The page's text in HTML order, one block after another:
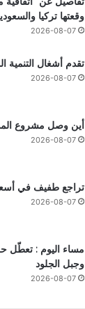
وقعتها تركيا
2026-08-07
تقدم أشغال
2026-08-07
أين وصل مشروع
2026-08-07
تراجع طفيف في
2026-08-07
مساء اليوم : تعطّل
وجبل الجلود
2026-08-07